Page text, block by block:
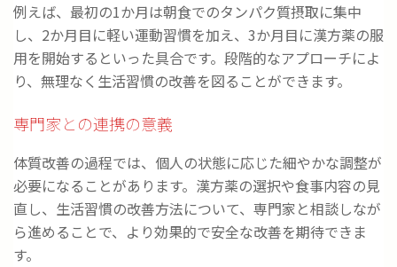
例えば、最初の1か月は朝食でのタンパク質摂取に集中
し、2か月目に軽い運動習慣を加え、3か月目に漢方薬の服
用を開始するといった具合です。段階的なアプローチによ
り、無理なく生活習慣の改善を図ることができます。
専門家との連携の意義
体質改善の過程では、個人の状態に応じた細やかな調整が
必要になることがあります。漢方薬の選択や食事内容の見
直し、生活習慣の改善方法について、専門家と相談しなが
ら進めることで、より効果的で安全な改善を期待できま
す。